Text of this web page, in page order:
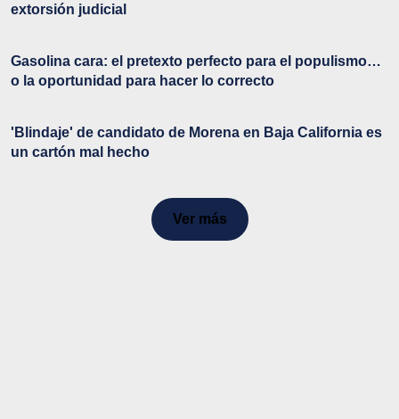
extorsión judicial
Gasolina cara: el pretexto perfecto para el populismo…
o la oportunidad para hacer lo correcto
'Blindaje' de candidato de Morena en Baja California es
un cartón mal hecho
Ver más